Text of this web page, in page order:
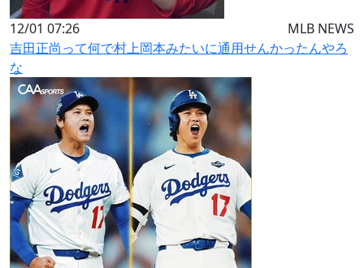
12/01 07:26
MLB NEWS
吉田正尚って何で村上岡本みたいに通用せんかったんやろ
な